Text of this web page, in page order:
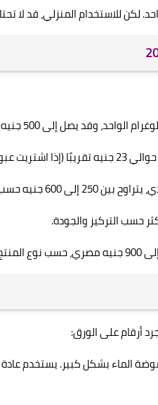
لكن للاستخدام المنزلي، قد لا
أرقام على الورق:
حموضة الماء بشكل كبير. يستخدم